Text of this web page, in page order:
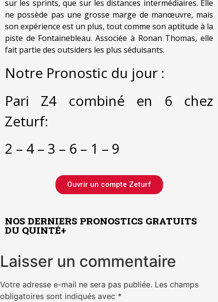
sur les sprints, que sur les distances intermédiaires. Elle
ne possède pas une grosse marge de manœuvre, mais
son expérience est un plus, tout comme son aptitude à la
piste de Fontainebleau. Associée à Ronan Thomas, elle
fait partie des outsiders les plus séduisants.
Notre Pronostic du jour :
Pari Z4 combiné en 6 chez
Zeturf:
2 – 4 – 3 – 6 – 1 – 9
Ouvrir un compte Zeturf
NOS DERNIERS PRONOSTICS GRATUITS
DU QUINTÉ+
Laisser un commentaire
Votre adresse e-mail ne sera pas publiée. Les champs
obligatoires sont indiqués avec *